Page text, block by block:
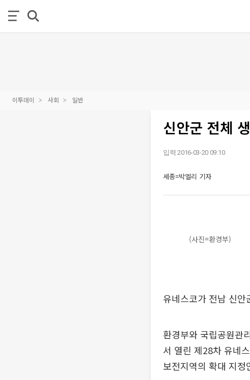
이투데이 사회 일반
신안군 전체
입력 2016-03-20 09:10
세종=박엘리 기자
(사진=환경부)
유네스코가 전남 신
환경부와 국립공원관
서 열린 제28차 유네
보전지역의 확대 지